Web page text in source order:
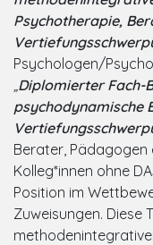
Psychotherapie,
Psychologen/
Diplomierter
psychodynamische
Berater, Pädagogen
Kolleg*innen ohne
Position im
Zuweisungen. Diese